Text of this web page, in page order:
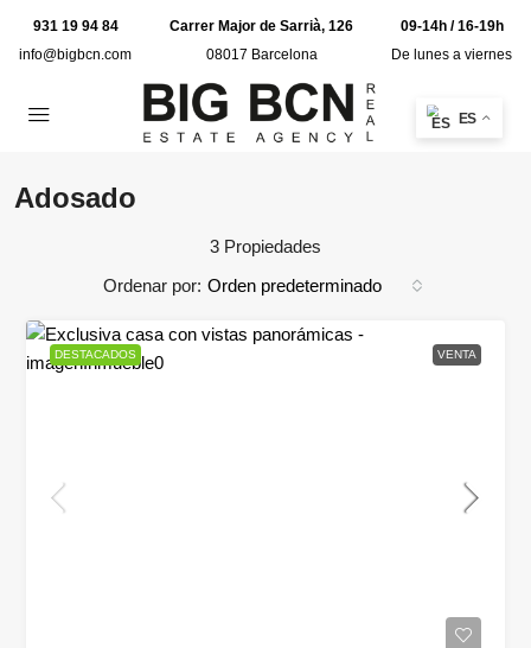
931 19 94 84
info@bigbcn.com
Carrer Major de Sarrià, 126
08017 Barcelona
09-14h / 16-19h
De lunes a viernes
Adosado
3 Propiedades
Ordenar por: Orden predeterminado
DESTACADOS VENTA
ES